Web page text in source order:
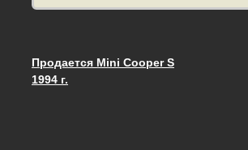
Запись навигация
Продается Mini Cooper S
1994 г.